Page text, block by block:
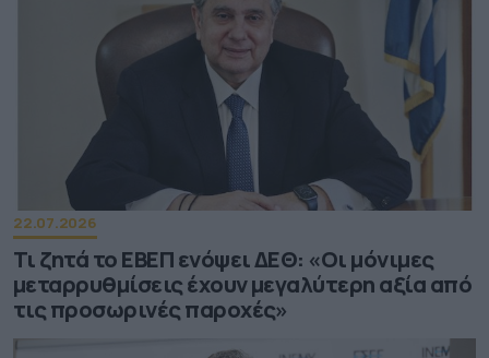
22.07.2026
Τι ζητά το ΕΒΕΠ ενόψει ΔΕΘ: «Οι μόνιμες
μεταρρυθμίσεις έχουν μεγαλύτερη αξία από
τις προσωρινές παροχές»